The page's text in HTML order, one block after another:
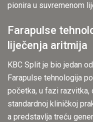
pionira u suvremenom
Farapulse
liječenja aritmija
KBC Split je bio jedan
Farapulse tehnologija
početka, u fazi razvitka,
standardnoj kliničkoj
a predstavlja treću